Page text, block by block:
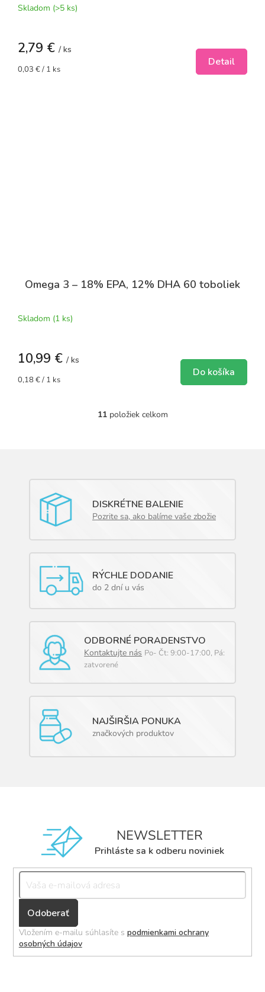
Skladom (>5 ks)
2,79 € / ks
Jednotková
0,03 € / 1 ks
Detail
Omega 3 – 18% EPA, 12% DHA 60 toboliek
Skladom (1 ks)
10,99 € / ks
Jednotková
0,18 € / 1 ks
Do košíka
O
i
e
p
v
k
v
ý
i
s
11položiek celkom
DISKRÉTNE BALENIE
Pozrite sa, ako balíme vaše zbožie
RÝCHLE DODANIE
do 2 dní u vás
ODBORNÉ PORADENSTVO
Kontaktujte nás Po- Čt: 9:00-17:00, Pá:
zatvorené
NAJŠIRŠIA PONUKA
značkových produktov
NEWSLETTER
Prihláste sa k odberu noviniek
Přihlásit
se
Vložením e-mailu súhlasíte s podmienkami ochrany
osobných údajov